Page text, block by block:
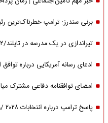
برنی سندرز: ترامپ خطرناک‌ترین
تیراندازی در یک مدرسه در تایلند/۲ کشته و ۱۵ مجروح
ادعای رسانه آمریکایی درباره
امضای توافقنامه دفاعی مشترک
پاسخ ترامپ درباره انتخابات ۲۰۲۸ /ونس یا روبیو؟